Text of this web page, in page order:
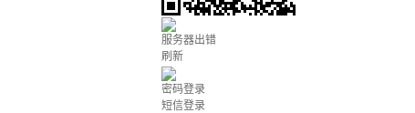
服务器出错
刷新
密码登录
短信登录